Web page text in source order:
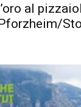
al